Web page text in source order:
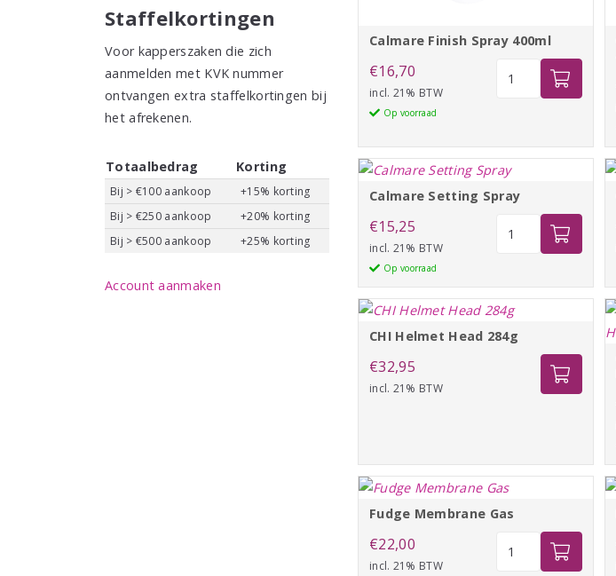
Calmare Finish Spray 400ml
€16,70
incl. 21% BTW
Op voorraad
aantal
Calmare Setting Spray
€15,25
incl. 21% BTW
Op voorraad
aantal
CHI Helmet Head 284g
€32,95
incl. 21% BTW
Fudge Membrane Gas
€22,00
incl. 21% BTW
Membrane
Staffelkortingen
Voor kapperszaken die zich
aanmelden met KVK nummer
ontvangen extra staffelkortingen bij
het afrekenen.
Totaalbedrag Korting
Bij > €100 aankoop
+15% korting
Bij > €250 aankoop
+20% korting
Bij > €500 aankoop
+25% korting
Account aanmaken